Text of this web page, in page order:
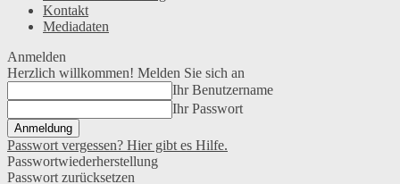
Kontakt
Mediadaten
Anmelden
Herzlich willkommen! Melden Sie sich an
Ihr Benutzername
Ihr Passwort
Passwort vergessen? Hier gibt es Hilfe.
Passwortwiederherstellung
Passwort zurücksetzen